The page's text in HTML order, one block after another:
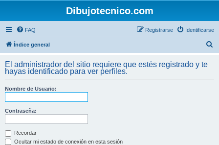
Dibujotecnico.com
FAQ Identificarse
Registrarse
Índice general
c
El administrador del sitio requiere que estés registrado y te
hayas identificado para ver perfiles.
Nombre de Usuario:
Contraseña:
Recordar
Ocultar mi estado de conexión en esta sesión